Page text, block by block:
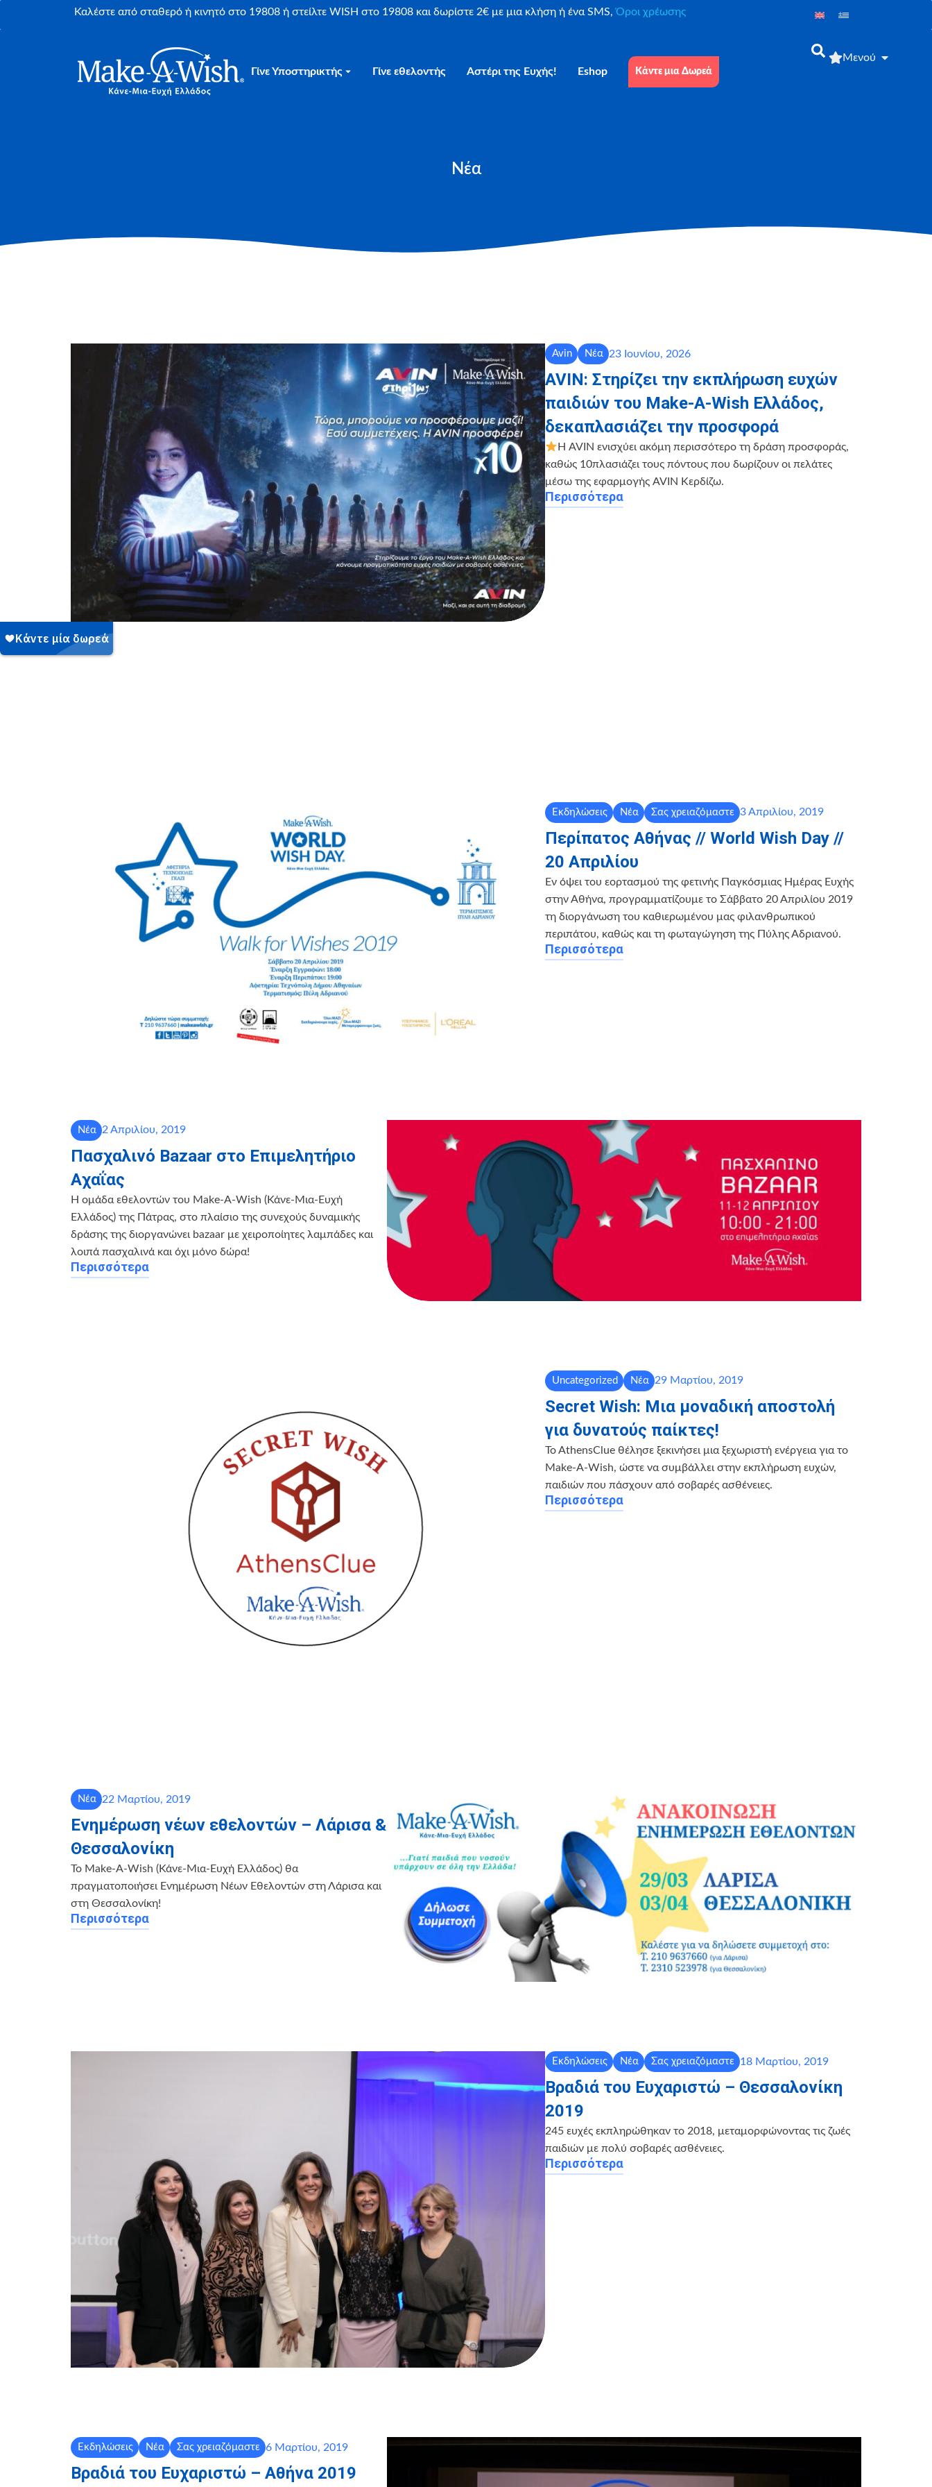
Καλέστε από σταθερό ή κινητό στο 19808 ή στείλτε WISH στο 19808 και δωρίστε 2€ με μια κλήση ή ένα SMS,Όροι χρέωσης
Γίνε Υποστηρικτής Γίνε εθελοντής Αστέρι της Ευχής! Eshop Κάντε μια Δωρεά
Μενού
Νέα
Avin Νέα 23 Ιουνίου, 2026
AVIN: Στηρίζει την εκπλήρωση ευχών
παιδιών του Make-A-Wish Ελλάδος,
δεκαπλασιάζει την προσφορά
Η AVIN ενισχύει ακόμη περισσότερο τη δράση προσφοράς,
καθώς 10πλασιάζει τους πόντους που δωρίζουν οι πελάτες
μέσω της εφαρμογής AVIN Κερδίζω.
Περισσότερα
Εκδηλώσεις Νέα Σας χρειαζόμαστε 3 Απριλίου, 2019
Περίπατος Αθήνας // World Wish Day //
20 Απριλίου
Εν όψει του εορτασμού της φετινής Παγκόσμιας Ημέρας Ευχής
στην Αθήνα, προγραμματίζουμε το Σάββατο 20 Απριλίου 2019
τη διοργάνωση του καθιερωμένου μας φιλανθρωπικού
περιπάτου, καθώς και τη φωταγώγηση της Πύλης Αδριανού.
Περισσότερα
Νέα 2 Απριλίου, 2019
Πασχαλινό Bazaar στο Επιμελητήριο
Αχαΐας
Η ομάδα εθελοντών του Make-A-Wish (Κάνε-Μια-Ευχή
Ελλάδος) της Πάτρας, στο πλαίσιο της συνεχούς δυναμικής
δράσης της διοργανώνει bazaar με χειροποίητες λαμπάδες και
λοιπά πασχαλινά και όχι μόνο δώρα!
Περισσότερα
Uncategorized Νέα 29 Μαρτίου, 2019
Secret Wish: Μια μοναδική αποστολή
για δυνατούς παίκτες!
Το ΑthensClue θέλησε ξεκινήσει μια ξεχωριστή ενέργεια για το
Make-Α-Wish, ώστε να συμβάλλει στην εκπλήρωση ευχών,
παιδιών που πάσχουν από σοβαρές ασθένειες.
Περισσότερα
Νέα 22 Μαρτίου, 2019
Ενημέρωση νέων εθελοντών – Λάρισα &
Θεσσαλονίκη
Το Make-A-Wish (Κάνε-Μια-Ευχή Ελλάδος) θα
πραγματοποιήσει Ενημέρωση Νέων Εθελοντών στη Λάρισα και
στη Θεσσαλονίκη!
Περισσότερα
Εκδηλώσεις Νέα Σας χρειαζόμαστε 18 Μαρτίου, 2019
Βραδιά του Ευχαριστώ – Θεσσαλονίκη
2019
245 ευχές εκπληρώθηκαν το 2018, μεταμορφώνοντας τις ζωές
παιδιών με πολύ σοβαρές ασθένειες.
Περισσότερα
Εκδηλώσεις Νέα Σας χρειαζόμαστε 6 Μαρτίου, 2019
Βραδιά του Ευχαριστώ – Αθήνα 2019